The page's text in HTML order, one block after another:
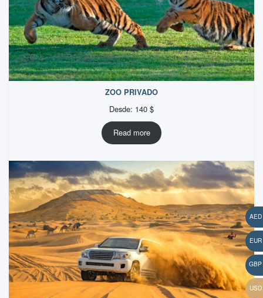
ZOO PRIVADO
Desde: 140 $
Read more